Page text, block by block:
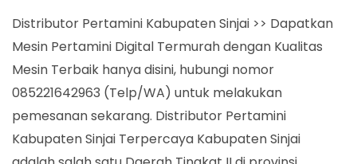
Kabupaten
Sinjai
Distributor Pertamini Kabupaten Sinjai >> Dapatkan
Mesin Pertamini Digital Termurah dengan Kualitas
Mesin Terbaik hanya disini, hubungi nomor
085221642963 (Telp/WA) untuk melakukan
pemesanan sekarang. Distributor Pertamini
Kabupaten Sinjai Terpercaya Kabupaten Sinjai